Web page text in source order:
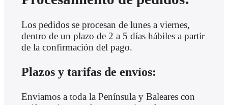
Los pedidos se procesan de lunes a viernes,
dentro de un plazo de 2 a 5 días hábiles a partir
de la confirmación del pago.
Plazos y tarifas de envíos:
Enviamos a toda la Península y Baleares con